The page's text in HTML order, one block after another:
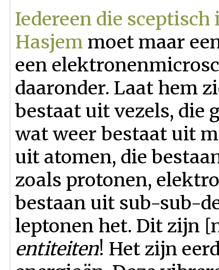
Iedereen die
Hasjem moet maar
een
daaronder. Laat hem
bestaat uit vezels, die
wat weer bestaat uit
uit atomen, die
zoals protonen,
bestaan uit sub-sub-
leptonen het. Dit zijn
entiteiten! Het zijn